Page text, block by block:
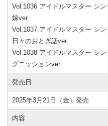
Vol.1036 アイドルマスター シ
嫁ver.
Vol.1037 アイドルマスター シ
日々のおとぎ話ver.
Vol.1038 アイドルマスター シ
グニッションver.
発売日
2025年3月21日（金）発売
内容